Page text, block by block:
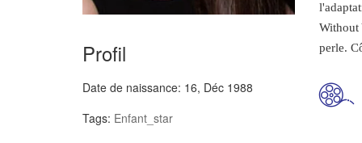
Profil
Date de naissance: 16, Déc 1988
Tags: Enfant_star
Without
perle.